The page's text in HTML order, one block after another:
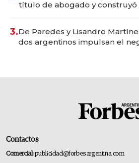
título de abogado y construyó
3.De Paredes y Lisandro
dos argentinos impulsan el
Contactos
Comercial:publicidad@forbesargentina.com